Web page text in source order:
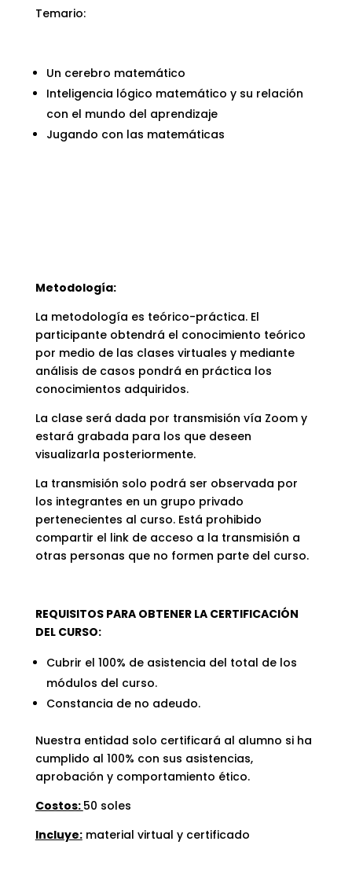
Temario:
Un cerebro matemático
Inteligencia lógico matemático y su relación
con el mundo del aprendizaje
Jugando con las matemáticas
Metodología:
La metodología es teórico-práctica. El
participante obtendrá el conocimiento teórico
por medio de las clases virtuales y mediante
análisis de casos pondrá en práctica los
conocimientos adquiridos.
La clase será dada por transmisión vía Zoom y
estará grabada para los que deseen
visualizarla posteriormente.
La transmisión solo podrá ser observada por
los integrantes en un grupo privado
pertenecientes al curso. Está prohibido
compartir el link de acceso a la transmisión a
otras personas que no formen parte del curso.
REQUISITOS PARA OBTENER LA CERTIFICACIÓN
DEL CURSO:
Cubrir el 100% de asistencia del total de los
módulos del curso.
Constancia de no adeudo.
Nuestra entidad solo certificará al alumno si ha
cumplido al 100% con sus asistencias,
aprobación y comportamiento ético.
Costos: 50 soles
Incluye:material virtual y certificado